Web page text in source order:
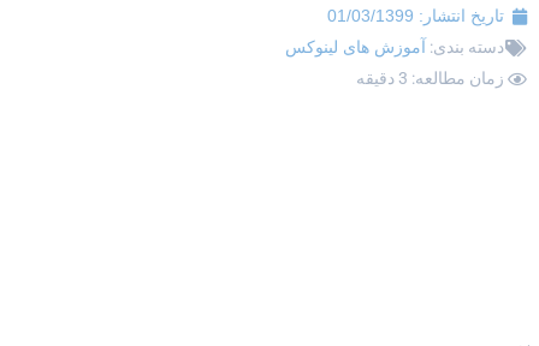
تاریخ انتشار: 01/03/1399
دسته بندی:آموزش های لینوکس
زمان مطالعه: 3 دقیقه